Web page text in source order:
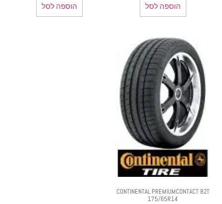
הוספה לסל הוספה לסל
CONTINENTAL PREMIUMCONTACT 82T
175/65R14